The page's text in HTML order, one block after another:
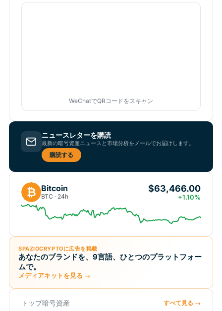
WeChatでQRコードをスキャン
ニュースレターを購読
最新の暗号資産ニュースと市場分析をメールでお届けします。
購読する
₿ Bitcoin
BTC · 24h
$63,466.00
+1.10%
SPAZIOCRYPTOに広告を掲載
あなたのブランドを、9言語、ひとつのプラットフォー
ムで。
メディアキットを見る →
トップ暗号資産 すべて見る →